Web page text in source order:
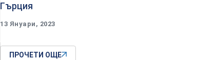
Гърция
13 Януари, 2023
ПРОЧЕТИ ОЩЕ